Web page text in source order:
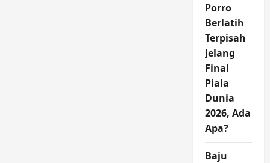
Porro
Berlatih
Terpisah
Jelang
Final
Piala
Dunia
2026, Ada
Apa?
Baju